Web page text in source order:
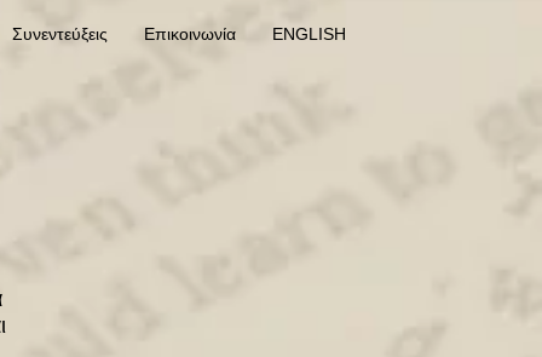
Συνεντεύξεις Επικοινωνία ENGLISH